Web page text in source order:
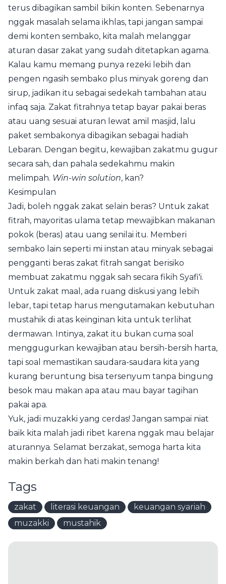
terus dibagikan sambil bikin konten. Sebenarnya
nggak masalah selama ikhlas, tapi jangan sampai
demi konten sembako, kita malah melanggar
aturan dasar zakat yang sudah ditetapkan agama.
Kalau kamu memang punya rezeki lebih dan
pengen ngasih sembako plus minyak goreng dan
sirup, jadikan itu sebagai sedekah tambahan atau
infaq saja. Zakat fitrahnya tetap bayar pakai beras
atau uang sesuai aturan lewat amil masjid, lalu
paket sembakonya dibagikan sebagai hadiah
Lebaran. Dengan begitu, kewajiban zakatmu gugur
secara sah, dan pahala sedekahmu makin
melimpah. Win-win solution, kan?
Kesimpulan
Jadi, boleh nggak zakat selain beras? Untuk zakat
fitrah, mayoritas ulama tetap mewajibkan makanan
pokok (beras) atau uang senilai itu. Memberi
sembako lain seperti mi instan atau minyak sebagai
pengganti beras zakat fitrah sangat berisiko
membuat zakatmu nggak sah secara fikih Syafi'i.
Untuk zakat maal, ada ruang diskusi yang lebih
lebar, tapi tetap harus mengutamakan kebutuhan
mustahik di atas keinginan kita untuk terlihat
dermawan. Intinya, zakat itu bukan cuma soal
menggugurkan kewajiban atau bersih-bersih harta,
tapi soal memastikan saudara-saudara kita yang
kurang beruntung bisa tersenyum tanpa bingung
besok mau makan apa atau mau bayar tagihan
pakai apa.
Yuk, jadi muzakki yang cerdas! Jangan sampai niat
baik kita malah jadi ribet karena nggak mau belajar
aturannya. Selamat berzakat, semoga harta kita
makin berkah dan hati makin tenang!
Tags
zakat literasi keuangan
keuangan syariah
muzakki
mustahik